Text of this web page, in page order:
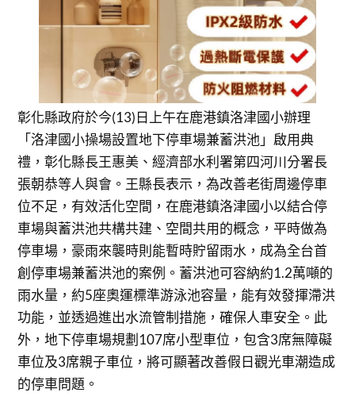
彰化縣政府於今(13)日上午在鹿港鎮洛津國小辦理
「洛津國小操場設置地下停車場兼蓄洪池」啟用典
禮，彰化縣長王惠美、經濟部水利署第四河川分署長
張朝恭等人與會。王縣長表示，為改善老街周邊停車
位不足，有效活化空間，在鹿港鎮洛津國小以結合停
車場與蓄洪池共構共建、空間共用的概念，平時做為
停車場，豪雨來襲時則能暫時貯留雨水，成為全台首
創停車場兼蓄洪池的案例。蓄洪池可容納約1.2萬噸的
雨水量，約5座奧運標準游泳池容量，能有效發揮滯洪
功能，並透過進出水流管制措施，確保人車安全。此
外，地下停車場規劃107席小型車位，包含3席無障礙
車位及3席親子車位，將可顯著改善假日觀光車潮造成
的停車問題。